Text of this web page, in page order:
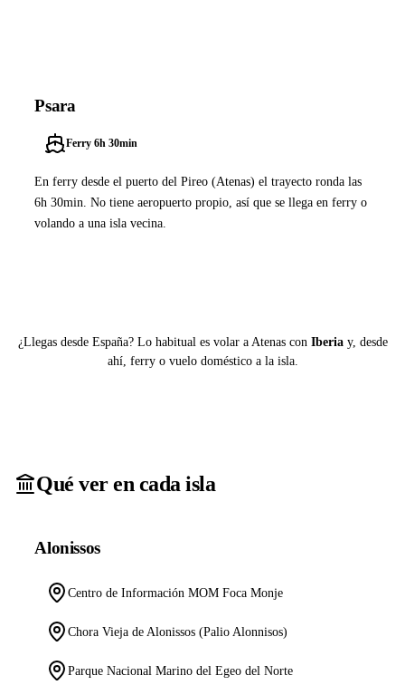
Psara
Ferry 6h 30min
En ferry desde el puerto del Pireo (Atenas) el trayecto ronda las
6h 30min. No tiene aeropuerto propio, así que se llega en ferry o
volando a una isla vecina.
¿Llegas desde España? Lo habitual es volar a Atenas con Iberiay, desde
ahí, ferry o vuelo doméstico a la isla.
Qué ver en cada isla
Alonissos
Centro de Información MOM Foca Monje
Chora Vieja de Alonissos (Palio Alonnisos)
Parque Nacional Marino del Egeo del Norte